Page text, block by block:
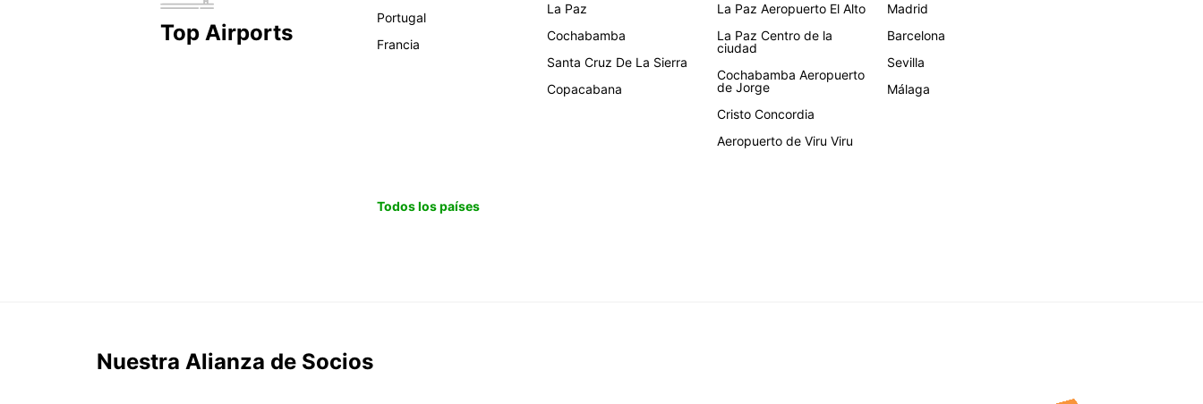
Top Airports
Portugal
Francia
La Paz
Cochabamba
Santa Cruz De La Sierra
Copacabana
La Paz Aeropuerto El Alto
La Paz Centro de la
ciudad
Cochabamba Aeropuerto
de Jorge
Cristo Concordia
Aeropuerto de Viru Viru
Madrid
Barcelona
Sevilla
Málaga
Todos los países
Nuestra Alianza de Socios